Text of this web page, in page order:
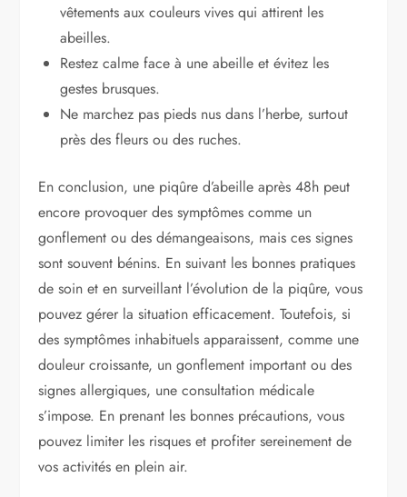
vêtements aux couleurs vives qui attirent les
abeilles.
Restez calme face à une abeille et évitez les
gestes brusques.
Ne marchez pas pieds nus dans l’herbe, surtout
près des fleurs ou des ruches.
En conclusion, une piqûre d’abeille après 48h peut
encore provoquer des symptômes comme un
gonflement ou des démangeaisons, mais ces signes
sont souvent bénins. En suivant les bonnes pratiques
de soin et en surveillant l’évolution de la piqûre, vous
pouvez gérer la situation efficacement. Toutefois, si
des symptômes inhabituels apparaissent, comme une
douleur croissante, un gonflement important ou des
signes allergiques, une consultation médicale
s’impose. En prenant les bonnes précautions, vous
pouvez limiter les risques et profiter sereinement de
vos activités en plein air.